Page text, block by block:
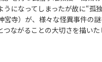
うになってしまったが故に“孤
宮寺）が、様々な怪異事件の
つながることの大切さを描い